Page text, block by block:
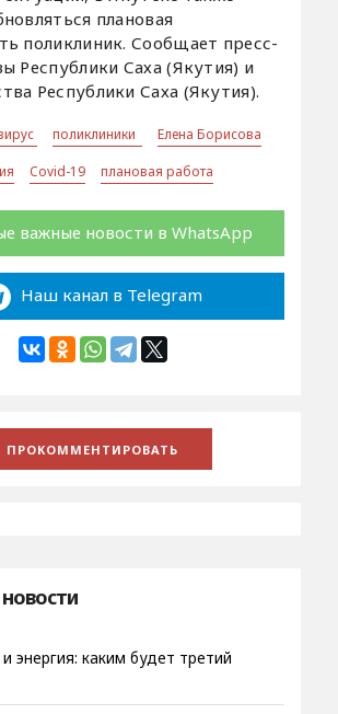
плановая
поликлиник. Сообщает пресс-
Республики Саха (Якутия) и
Республики Саха (Якутия).
поликлиники
Елена Борисова
Covid-19 плановая работа
важные новости в WhatsApp
Наш канал в Telegram
энергия: каким будет третий